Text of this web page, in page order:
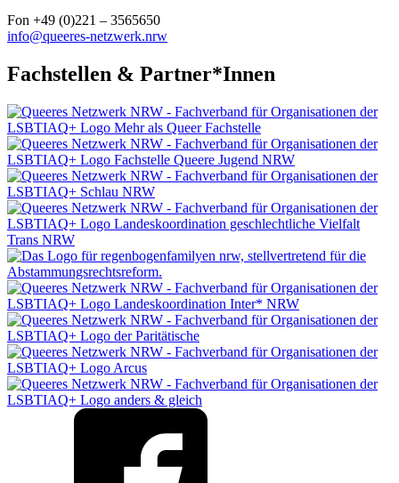
Fon +49 (0)221 – 3565650
info@queeres-netzwerk.nrw
Fachstellen & Partner*Innen